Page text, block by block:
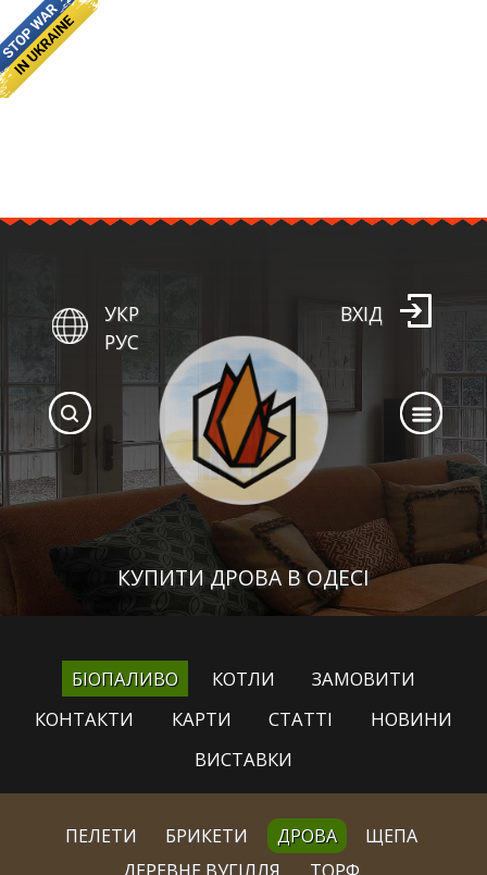
КУПИТИ ДРОВА В ОДЕСІ
УКР
РУС
ВХІД
БІОПАЛИВО КОТЛИ
ЗАМОВИТИ
КОНТАКТИ
КАРТИ СТАТТІ
НОВИНИ
ВИСТАВКИ
ПЕЛЕТИ БРИКЕТИ ДРОВА
ЩЕПА